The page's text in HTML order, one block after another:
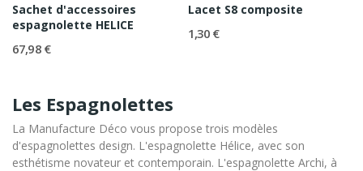
Sachet d'accessoires
espagnolette HELICE
67,98 €
Lacet S8 composite
1,30 €
Les Espagnolettes
La Manufacture Déco vous propose trois modèles
d'espagnolettes design. L'espagnolette Hélice, avec son
esthétisme novateur et contemporain. L'espagnolette Archi, à